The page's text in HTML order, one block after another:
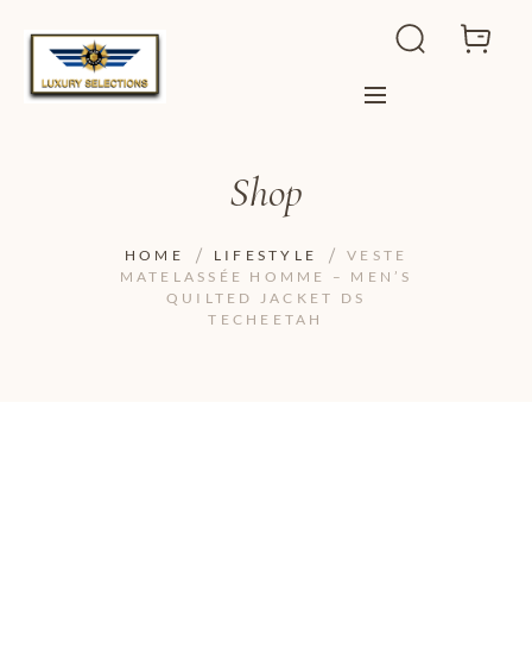
Shop
HOME LIFESTYLE
VESTE
MATELASSÉE HOMME – MEN’S
QUILTED JACKET DS
TECHEETAH